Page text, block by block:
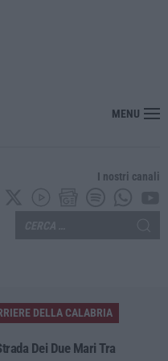
MENU
I nostri canali
DELLA CALABRIA
Dei Due Mari Tra